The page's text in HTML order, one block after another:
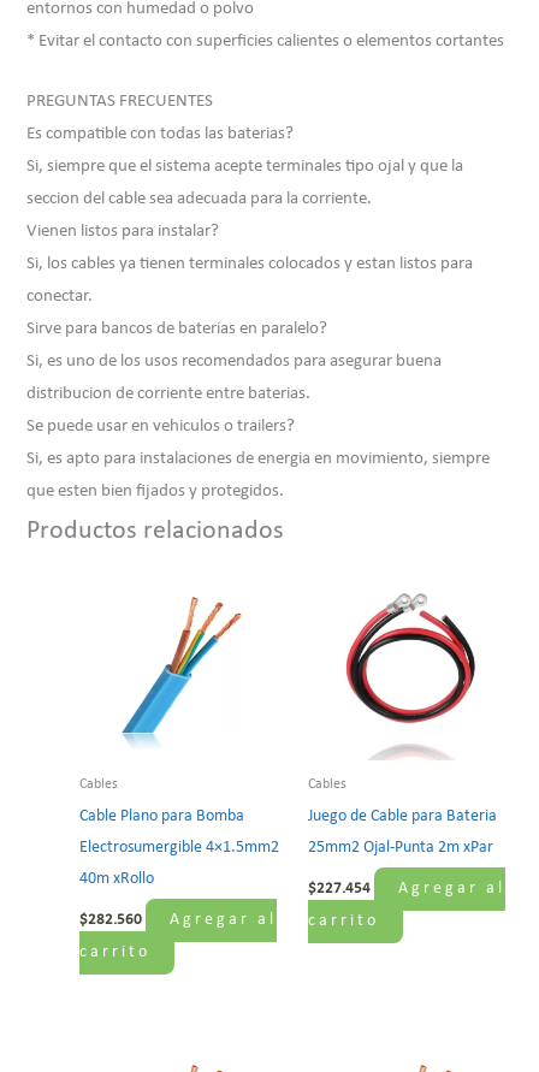
entornos con humedad o polvo
* Evitar el contacto con superficies calientes o elementos cortantes
PREGUNTAS FRECUENTES
Es compatible con todas las baterias?
Si, siempre que el sistema acepte terminales tipo ojal y que la
seccion del cable sea adecuada para la corriente.
Vienen listos para instalar?
Si, los cables ya tienen terminales colocados y estan listos para
conectar.
Sirve para bancos de baterias en paralelo?
Si, es uno de los usos recomendados para asegurar buena
distribucion de corriente entre baterias.
Se puede usar en vehiculos o trailers?
Si, es apto para instalaciones de energia en movimiento, siempre
que esten bien fijados y protegidos.
Productos relacionados
Cables
Cable Plano para Bomba
Electrosumergible 4×1.5mm2
40m xRollo
$282.560
Agregar al
carrito
Cables
Juego de Cable para Bateria
25mm2 Ojal-Punta 2m xPar
$227.454
Agregar al
carrito